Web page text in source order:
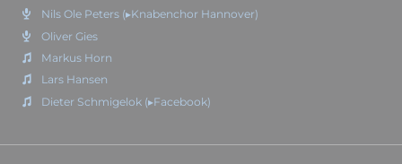
Nils Ole Peters (▸Knabenchor Hannover)
Oliver Gies
Markus Horn
Lars Hansen
Dieter Schmigelok (▸Facebook)